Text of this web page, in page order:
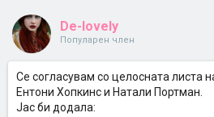
De-lovely
Популарен член
Се согласувам со целосната листа
Ентони Хопкинс и Натали Портман.
Јас би додала: